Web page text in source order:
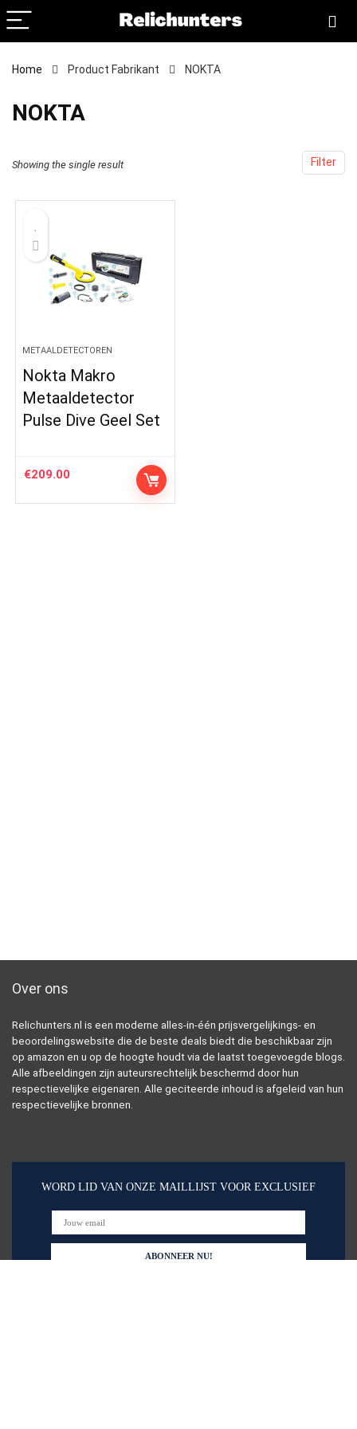
Home Product Fabrikant ‎NOKTA
‎NOKTA
Filter
Showing the single result
METAALDETECTOREN
Nokta Makro
Metaaldetector
Pulse Dive Geel Set
€209.00
Over ons
Relichunters.nl is een moderne alles-in-één prijsvergelijkings- en
beoordelingswebsite die de beste deals biedt die beschikbaar zijn
op amazon en u op de hoogte houdt via de laatst toegevoegde blogs.
Alle afbeeldingen zijn auteursrechtelijk beschermd door hun
respectievelijke eigenaren. Alle geciteerde inhoud is afgeleid van hun
respectievelijke bronnen.
WORD LID VAN ONZE MAILLIJST VOOR EXCLUSIEF